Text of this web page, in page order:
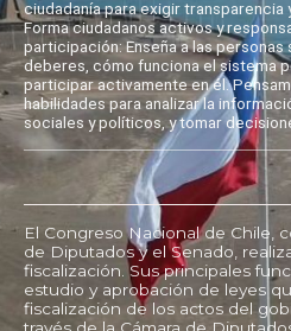
ciudadanía para exigir transparencia
Forma ciudadanos activos y
participación: Enseña a las
deberes, cómo funciona el sistema
participar activamente en él.
habilidades para analizar la
sociales y políticos, y tomar
El Congreso Nacional de Chile,
de Diputados y el Senado,
fiscalización. Sus principales
estudio y aprobación de leyes
fiscalización de los actos del